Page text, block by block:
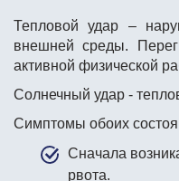
Тепловой удар –
внешней среды.
активной физической
Солнечный удар -
Симптомы обоих
Сначала
рвота.